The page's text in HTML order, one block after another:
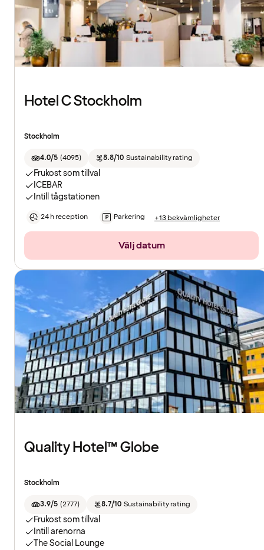
Hotel C Stockholm
Stockholm
4.0/5 (4095) 8.8/10 Sustainability rating
Frukost som tillval
ICEBAR
Intill tågstationen
24 h reception Parkering +13 bekvämligheter
Välj datum
Quality Hotel™ Globe
Stockholm
3.9/5 (2777) 8.7/10 Sustainability rating
Frukost som tillval
Intill arenorna
The Social Lounge